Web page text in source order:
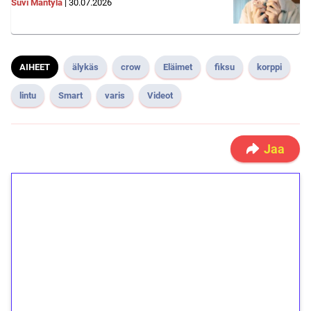
Suvi Mäntylä 30.07.2026
AIHEET älykäs crow Eläimet fiksu korppi
lintu Smart varis Videot
Jaa